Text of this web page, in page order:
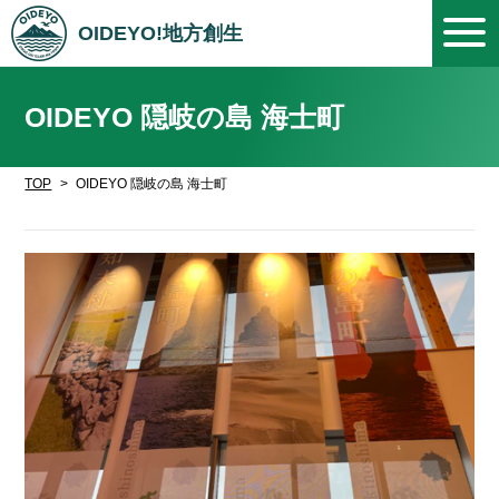
OIDEYO!地方創生
OIDEYO 隠岐の島 海士町
TOP OIDEYO 隠岐の島 海士町